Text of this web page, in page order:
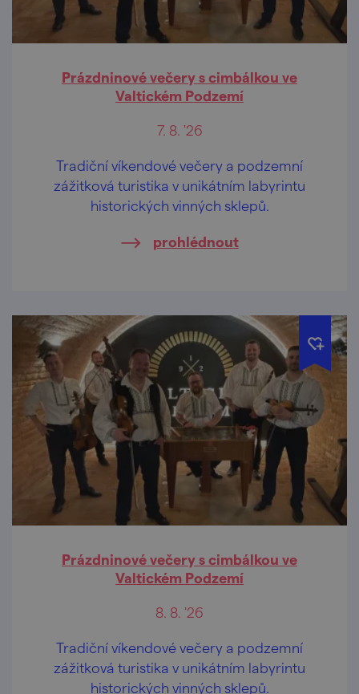
Prázdninové večery s cimbálkou ve
Valtickém Podzemí
7. 8. '26
Tradiční víkendové večery a podzemní
zážitková turistika v unikátním labyrintu
historických vinných sklepů.
prohlédnout
Prázdninové večery s cimbálkou ve
Valtickém Podzemí
8. 8. '26
Tradiční víkendové večery a podzemní
zážitková turistika v unikátním labyrintu
historických vinných sklepů.